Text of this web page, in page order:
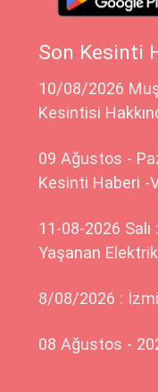
Son Kesinti
10/08/2026
Kesintisi
09 Ağustos -
Kesinti Haberi -
11-08-2026 Salı
Yaşanan
8/08/2026 :
08 Ağustos -